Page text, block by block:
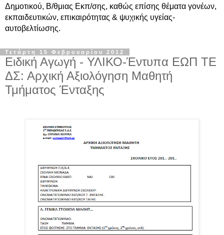
Δημοτικού, Β/θμιας Εκπ/σης, καθώς επίσης θέματα γονέων,
εκπαιδευτικών, επικαιρότητας & ψυχικής υγείας-
αυτοβελτίωσης.
Τετάρτη 15 Φεβρουαρίου 2012
Ειδική Αγωγή - ΥΛΙΚΟ-Έντυπα ΕΩΠ ΤΕ
ΔΣ: Αρχική Αξιολόγηση Μαθητή
Τμήματος Ένταξης